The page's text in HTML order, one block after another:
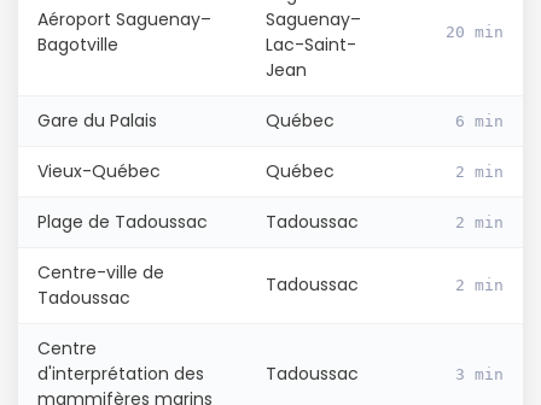
Aéroport Saguenay–
Bagotville
Saguenay–
Lac-Saint-
Jean
20 min
Gare du Palais Québec 6 min
Vieux-Québec Québec 2 min
Plage de Tadoussac Tadoussac 2 min
Centre-ville de
Tadoussac
Tadoussac 2 min
Centre
d'interprétation des
mammifères marins
Tadoussac 3 min
Politique de
confidentialité.